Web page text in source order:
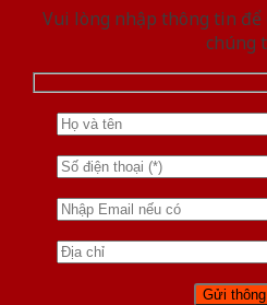
Vui lòng nhập thông tin để
chúng